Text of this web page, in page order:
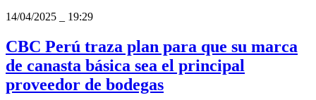
14/04/2025
19:29
CBC Perú traza plan para que su marca
de canasta básica sea el principal
proveedor de bodegas